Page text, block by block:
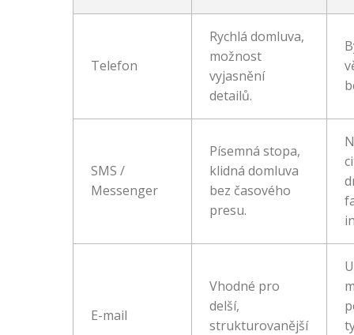
Telefon
Rychlá domluva,
možnost
vyjasnění
detailů.
SMS /
Messenger
Písemná stopa,
klidná domluva
bez časového
presu.
E-mail
Vhodné pro
delší,
strukturovanější